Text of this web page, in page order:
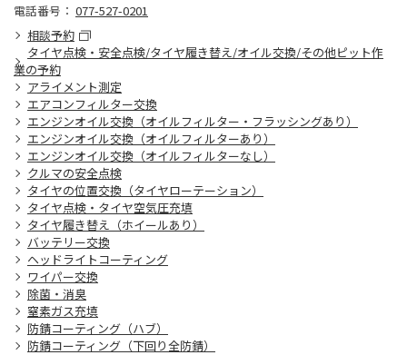
電話番号： 077-527-0201
相談予約
タイヤ点検・安全点検/タイヤ履き替え/オイル交換/その他ピット作
業の予約
アライメント測定
エアコンフィルター交換
エンジンオイル交換（オイルフィルター・フラッシングあり）
エンジンオイル交換（オイルフィルターあり）
エンジンオイル交換（オイルフィルターなし）
クルマの安全点検
タイヤの位置交換（タイヤローテーション）
タイヤ点検・タイヤ空気圧充填
タイヤ履き替え（ホイールあり）
バッテリー交換
ヘッドライトコーティング
ワイパー交換
除菌・消臭
窒素ガス充填
防錆コーティング（ハブ）
防錆コーティング（下回り全防錆）